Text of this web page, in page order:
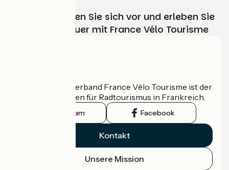
Wählen, bereiten Sie sich vor und erleben Sie
Ihr Radabenteuer mit France Vélo Tourisme
Der nationale Verband France Vélo Tourisme ist der
offizielle Leitfaden für Radtourismus in Frankreich.
Instagram Facebook
Kontakt
Unsere Mission